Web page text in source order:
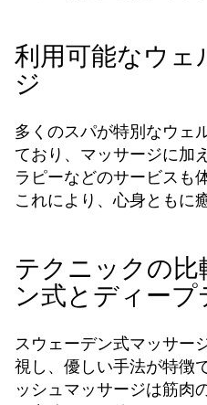
利用可能なウ
ジ
多くのスパが特別なウェ
ており、マッサージに加
ラピーなどのサービスも
これにより、心身ともに
テクニックの
ン式とディープ
スウェーデン式マッサー
視し、優しい手法が特徴
ッシュマッサージは筋肉